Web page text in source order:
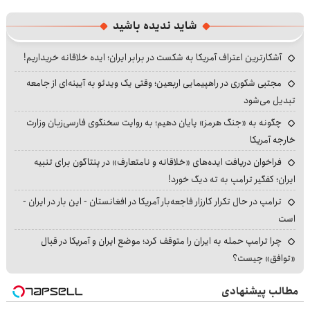
شاید ندیده باشید
آشکارترین اعتراف آمریکا به شکست در برابر ایران؛ ایده خلاقانه خریداریم!
مجتبی شکوری در راهپیمایی اربعین؛ وقتی یک ویدئو به آیینه‌ای از جامعه
تبدیل می‌شود
چگونه به «جنگ هرمز» پایان دهیم؛ به روایت سخنگوی فارسی‌زبان وزارت
خارجه آمریکا
فراخوان دریافت ایده‌های «خلاقانه و نامتعارف» در پنتاگون برای تنبیه
ایران؛ کفگیر ترامپ به ته دیگ خورد!
ترامپ در حال تکرار کارزار فاجعه‌بار آمریکا در افغانستان - این بار در ایران -
است
چرا ترامپ حمله به ایران را متوقف کرد؛ موضع ایران و آمریکا در قبال
«توافق» چیست؟
مطالب پیشنهادی